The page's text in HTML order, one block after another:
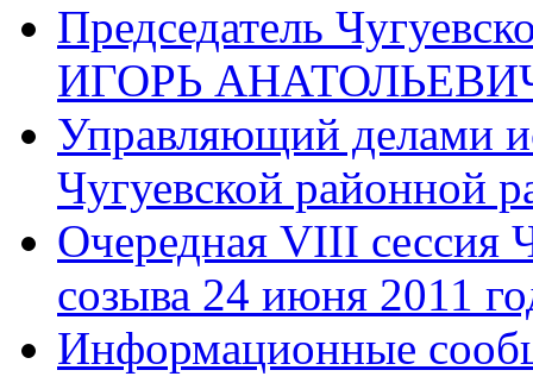
Председатель
ИГОРЬ
Управляющий делами
Чугуевской
Очередная VIII сессия
созыва 24 июня 2011
Информационные